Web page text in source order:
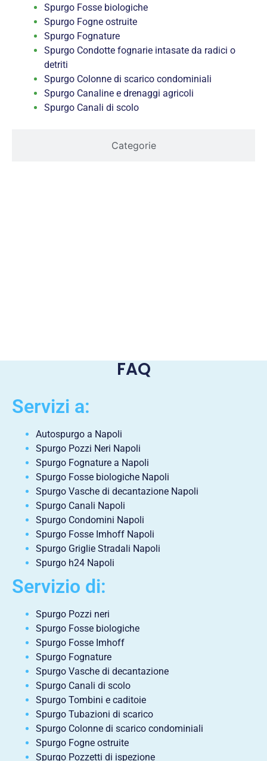
Categorie
Spurgo Fosse biologiche
Spurgo Fogne ostruite
Spurgo Fognature
Spurgo Condotte fognarie intasate da radici o
detriti
Spurgo Colonne di scarico condominiali
Spurgo Canaline e drenaggi agricoli
Spurgo Canali di scolo
FAQ
Servizi a:
Autospurgo a Napoli
Spurgo Pozzi Neri Napoli
Spurgo Fognature a Napoli
Spurgo Fosse biologiche Napoli
Spurgo Vasche di decantazione Napoli
Spurgo Canali Napoli
Spurgo Condomini Napoli
Spurgo Fosse Imhoff Napoli
Spurgo Griglie Stradali Napoli
Spurgo h24 Napoli
Servizio di:
Spurgo Pozzi neri
Spurgo Fosse biologiche
Spurgo Fosse Imhoff
Spurgo Fognature
Spurgo Vasche di decantazione
Spurgo Canali di scolo
Spurgo Tombini e caditoie
Spurgo Tubazioni di scarico
Spurgo Colonne di scarico condominiali
Spurgo Fogne ostruite
Spurgo Pozzetti di ispezione